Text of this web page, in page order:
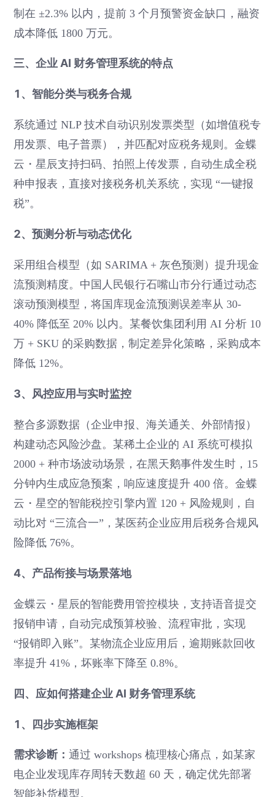
制在 ±2.3% 以内，提前 3 个月预警资金缺口，融资
成本降低 1800 万元。
三、企业 AI 财务管理系统的特点
1、智能分类与税务合规
系统通过 NLP 技术自动识别发票类型（如增值税专
用发票、电子普票），并匹配对应税务规则。金蝶
云・星辰支持扫码、拍照上传发票，自动生成全税
种申报表，直接对接税务机关系统，实现 “一键报
税”。
2、预测分析与动态优化
采用组合模型（如 SARIMA + 灰色预测）提升现金
流预测精度。中国人民银行石嘴山市分行通过动态
滚动预测模型，将国库现金流预测误差率从 30-
40% 降低至 20% 以内。某餐饮集团利用 AI 分析 10
万 + SKU 的采购数据，制定差异化策略，采购成本
降低 12%。
3、风控应用与实时监控
整合多源数据（企业申报、海关通关、外部情报）
构建动态风险沙盘。某稀土企业的 AI 系统可模拟
2000 + 种市场波动场景，在黑天鹅事件发生时，15
分钟内生成应急预案，响应速度提升 400 倍。金蝶
云・星空的智能税控引擎内置 120 + 风险规则，自
动比对 “三流合一”，某医药企业应用后税务合规风
险降低 76%。
4、产品衔接与场景落地
金蝶云・星辰的智能费用管控模块，支持语音提交
报销申请，自动完成预算校验、流程审批，实现
“报销即入账”。某物流企业应用后，逾期账款回收
率提升 41%，坏账率下降至 0.8%。
四、应如何搭建企业 AI 财务管理系统
1、四步实施框架
需求诊断：通过 workshops 梳理核心痛点，如某家
电企业发现库存周转天数超 60 天，确定优先部署
智能补货模型。